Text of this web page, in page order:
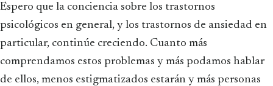
Espero que la conciencia sobre los trastornos
psicológicos en general, y los trastornos de ansiedad en
particular, continúe creciendo. Cuanto más
comprendamos estos problemas y más podamos hablar
de ellos, menos estigmatizados estarán y más personas